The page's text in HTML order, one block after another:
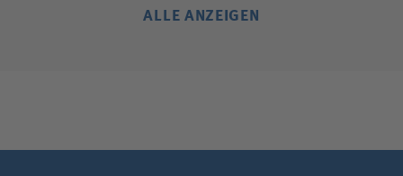
ALLE ANZEIGEN